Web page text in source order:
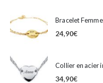
24,90€
Collier en acier
34,90€